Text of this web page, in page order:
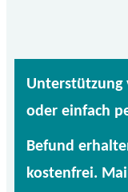
Unterstützung
oder einfach
Befund
kostenfrei.